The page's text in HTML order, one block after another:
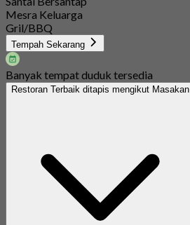
Mesra Keluarga
Gril/BBQ
Tempah Sekarang
Banyak tempat duduk tersedia
Restoran Terbaik ditapis mengikut Masakan